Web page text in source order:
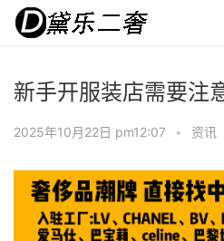
新手开服装店需要注
2025年10月22日 pm12:07 • 资讯